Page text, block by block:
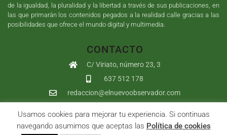
de la igualdad, la pluralidad y la libertad a través de sus publicaciones, en
las que primarán los contenidos pegados a la realidad calle gracias a las
posibilidades que ofrece el mundo digital y multimedia.
CONTACTO
C/ Viriato, número 23, 3
637 512 178
redaccion@elnuevoobservador.com
Copyright ©2026 El Nuevo Observador | Sumurdigital Diseño web
Usamos cookies para mejorar tu experiencia. Si continuas
navegando asumimos que aceptas las Política de cookies